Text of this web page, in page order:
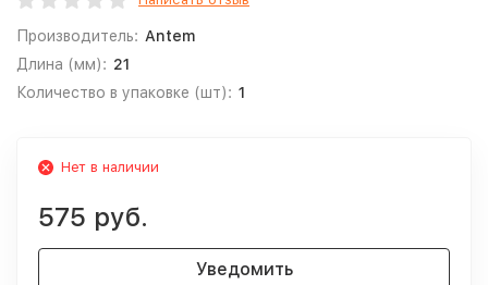
Производитель: Antem
Длина (мм): 21
Количество в упаковке (шт): 1
Нет в наличии
575 руб.
Уведомить